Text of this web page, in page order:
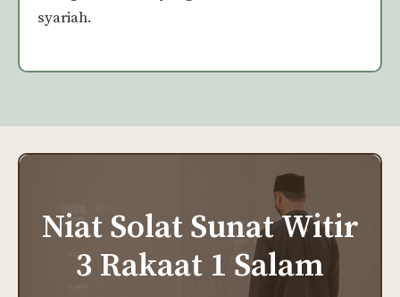
syariah.
Niat Solat SunatWitir
3 Rakaat 1 Salam